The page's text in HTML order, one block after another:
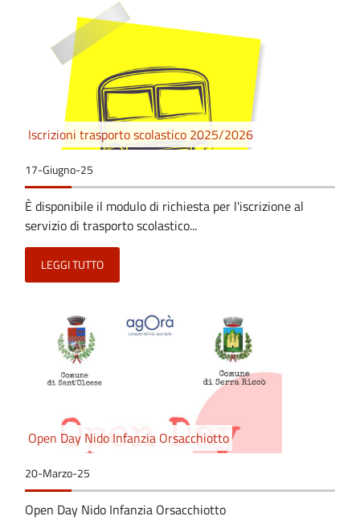
Iscrizioni trasporto scolastico 2025/2026
17-Giugno-25
È disponibile il modulo di richiesta per l'iscrizione al
servizio di trasporto scolastico...
LEGGI TUTTO
Open Day Nido Infanzia Orsacchiotto
20-Marzo-25
Open Day Nido Infanzia Orsacchiotto